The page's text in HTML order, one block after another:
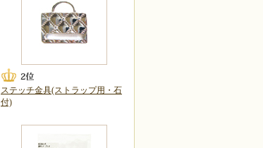
ステッチ金具(ストラップ用・石
付)